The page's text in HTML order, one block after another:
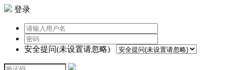
登录
安全提问(未设置请忽略)